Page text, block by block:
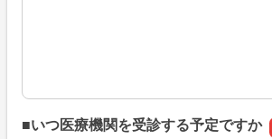
■いつ医療機関を受診する予定ですか